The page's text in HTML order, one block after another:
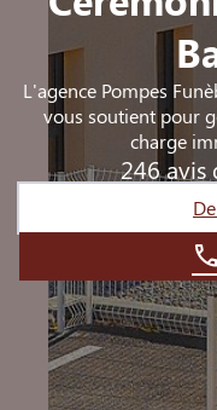
L'agence Pompes
vous soutient pour
charge
246 avis